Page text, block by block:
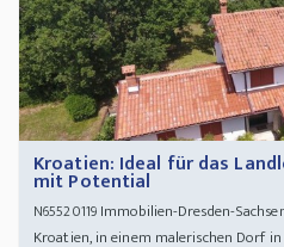
Kroatien: Ideal für das
mit Potential
N65520119Immobilien-Dresden-
Kroatien, in einem malerischen Dorf